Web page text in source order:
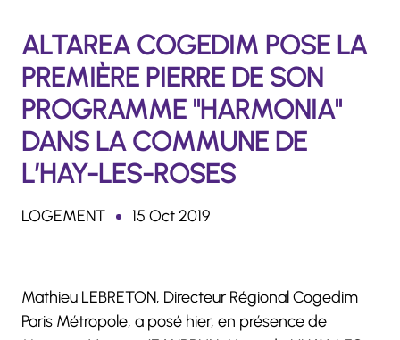
ACTIVITÉS
ENGAGEMENTS
TALENTS
FINANCE
NEWSROOM
PORTFOLIO
ALTAREA COGEDIM POSE LA
PREMIÈRE PIERRE DE SON
PROGRAMME "HARMONIA"
DANS LA COMMUNE DE
L’HAY-LES-ROSES
LOGEMENT 15 Oct 2019
Mathieu LEBRETON, Directeur Régional Cogedim
Paris Métropole, a posé hier, en présence de